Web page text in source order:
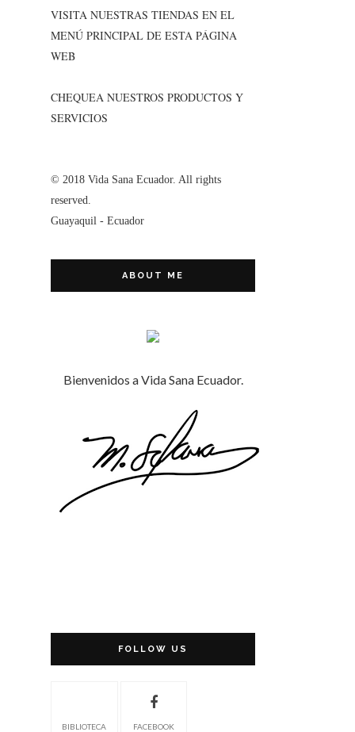
VISITA NUESTRAS TIENDAS EN EL
MENÚ PRINCIPAL DE ESTA PÁGINA
WEB
CHEQUEA NUESTROS PRODUCTOS Y
SERVICIOS
© 2018 Vida Sana Ecuador. All rights
reserved.
Guayaquil - Ecuador
ABOUT ME
Bienvenidos a Vida Sana Ecuador.
FOLLOW US
BIBLIOTECA FACEBOOK